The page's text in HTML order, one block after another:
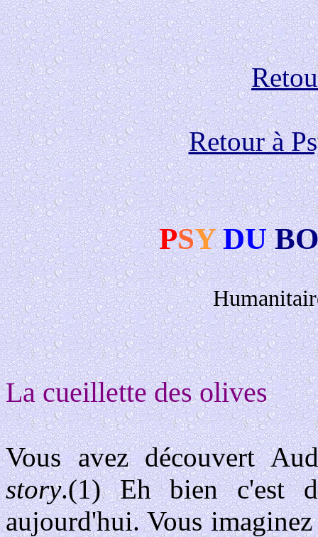
Retour à
PSY DU
La cueillette des olives
Vous avez découvert
story.(1) Eh bien c'est
aujourd'hui. Vous